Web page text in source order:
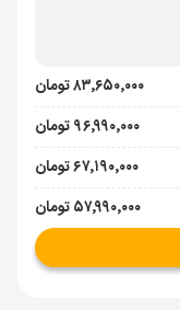
۸۳٬۶۵۰٬۰۰۰ تومان
۹۶٬۹۹۰٬۰۰۰ تومان
۶۷٬۱۹۰٬۰۰۰ تومان
۵۷٬۹۹۰٬۰۰۰ تومان